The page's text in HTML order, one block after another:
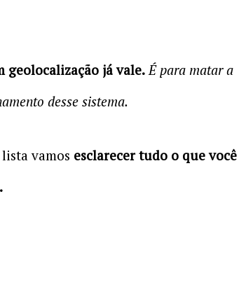
geolocalização já vale. É para matar a
desse sistema.
vamos esclarecer tudo o que você